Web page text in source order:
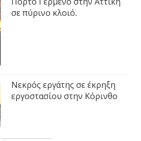
σε πύρινο κλοιό.
Νεκρός εργάτης σε έκρηξη
εργοστασίου στην Κόρινθο